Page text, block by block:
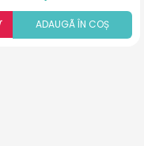
ADAUGÃ ÎN COȘ